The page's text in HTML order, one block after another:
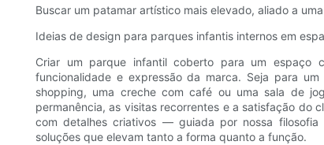
Buscar um patamar artístico mais elevado, aliado a
Ideias de design para parques infantis internos em
Criar um parque infantil coberto para um espaço
funcionalidade e expressão da marca. Seja para
shopping, uma creche com café ou uma sala de
permanência, as visitas recorrentes e a satisfação do
com detalhes criativos — guiada por nossa
soluções que elevam tanto a forma quanto a função.